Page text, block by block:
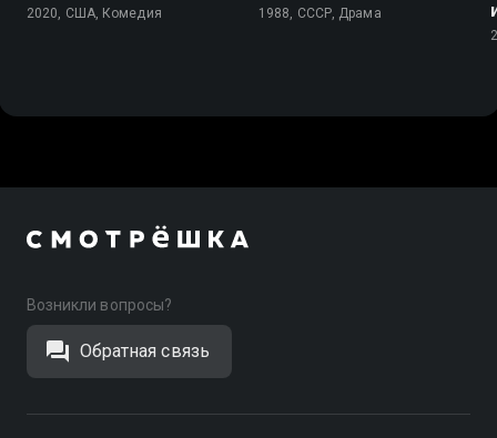
2020, США, Комедия 1988, СССР, Драма
Возникли вопросы?
Обратная связь